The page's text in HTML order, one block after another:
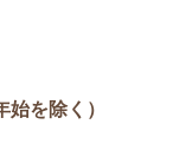
を除く）